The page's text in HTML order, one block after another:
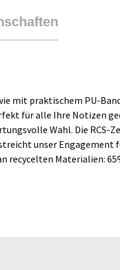
mit praktischem PU-
für alle Ihre Notizen
Wahl. Die
unser Engagement
Materialien: